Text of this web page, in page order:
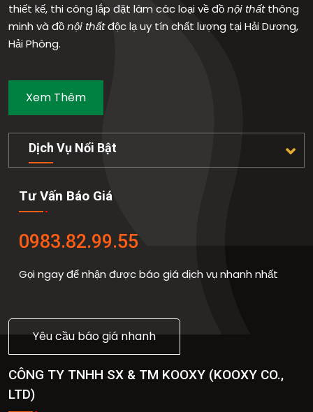
thiết kế, thi công lắp đặt làm các loại về đồnội thấtthông
minh và đồnội thấtđộc lạ uy tín chất lượng tại Hải Dương,
Hải Phòng.
Xem Thêm
Dịch Vụ Nổi Bật
Tư Vấn Báo Giá
0983.82.99.55
Gọi ngay để nhận được báo giá dịch vụ nhanh nhất
Yêu cầu báo giá nhanh
CÔNG TY TNHH SX & TM KOOXY (KOOXY CO.,
LTD)